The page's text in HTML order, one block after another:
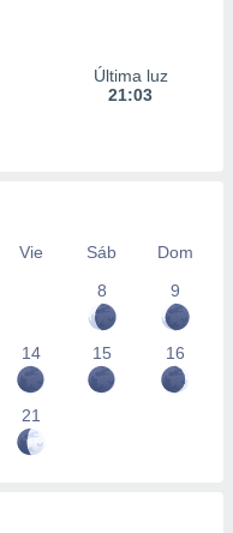
Última luz
21:03
Vie Sáb
Dom
8
9
14 15 16
21